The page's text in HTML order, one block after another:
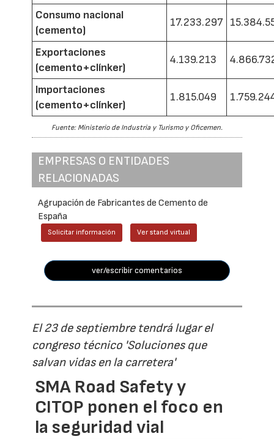
Consumo nacional
(cemento)
17.233.297
Exportaciones
(cemento+clínker)
4.139.213
Importaciones
(cemento+clínker)
1.815.049
Fuente: Ministerio de Industria y Turismo y Oficemen.
EMPRESAS O ENTIDADES
RELACIONADAS
Agrupación de Fabricantes de Cemento de
España
Solicitar información Ver stand virtual
ver/escribir comentarios
El 23 de septiembre tendrá lugar el
congreso técnico 'Soluciones que
salvan vidas en la carretera'
SMA Road Safety y
CITOP ponen el foco en
la seguridad vial